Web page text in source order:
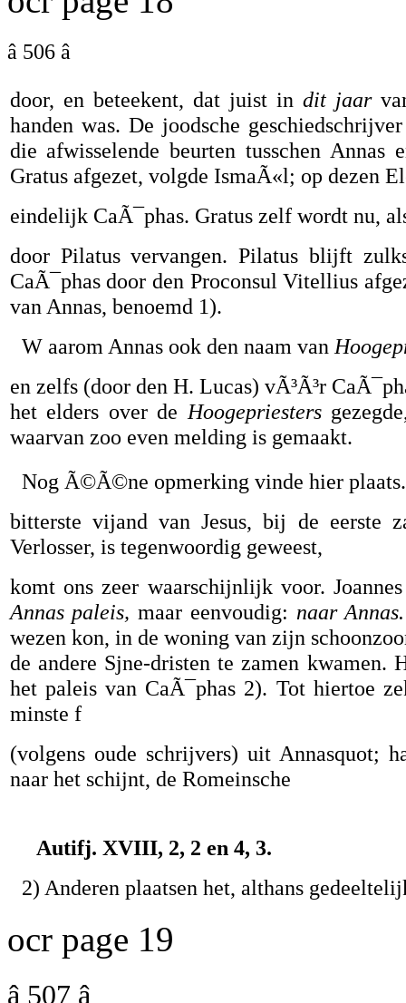
â 506 â
door, en beteekent, dat juist in dit jaar
handen was. De joodsche geschiedschrijver
die afwisselende beurten tusschen Annas
Gratus afgezet, volgde IsmaÃ«l; op dezen
eindelijk CaÃ¯phas. Gratus zelf wordt nu,
door Pilatus vervangen. Pilatus blijft
CaÃ¯phas door den Proconsul Vitellius
van Annas, benoemd 1).
W aarom Annas ook den naam van
en zelfs (door den H. Lucas) vÃ³Ã³r
het elders over de Hoogepriesters
waarvan zoo even melding is gemaakt.
Nog Ã©Ã©ne opmerking vinde hier
bitterste vijand van Jesus, bij de eerste
Verlosser, is tegenwoordig geweest,
komt ons zeer waarschijnlijk voor.
Annas paleis, maar eenvoudig: naar Annas.
wezen kon, in de woning van zijn
de andere Sjne-dristen te zamen
het paleis van CaÃ¯phas 2). Tot hiertoe
minste f
(volgens oude schrijvers) uit Annasquot;
naar het schijnt, de Romeinsche
Autifj. XVIII, 2, 2 en 4, 3.
2) Anderen plaatsen het, althans
ocr page 19
â 507 â